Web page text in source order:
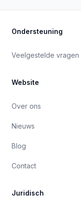
Ondersteuning
Veelgestelde vragen
Website
Over ons
Nieuws
Blog
Contact
Juridisch